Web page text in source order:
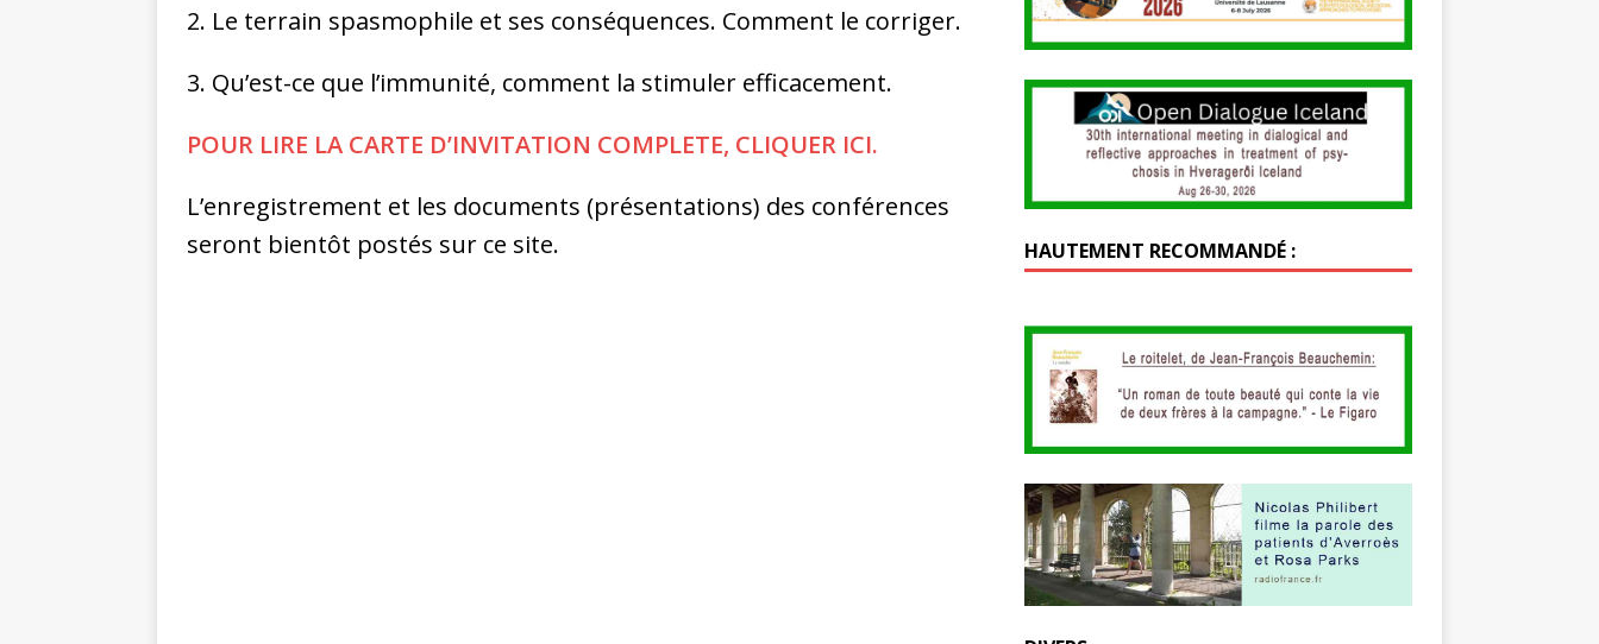
2. Le terrain spasmophile et ses conséquences. Comment le corriger.
3. Qu’est-ce que l’immunité, comment la stimuler efficacement.
POUR LIRE LA CARTE D’INVITATION COMPLETE, CLIQUER ICI.
L’enregistrement et les documents (présentations) des conférences
seront bientôt postés sur ce site.
HAUTEMENT RECOMMANDÉ :